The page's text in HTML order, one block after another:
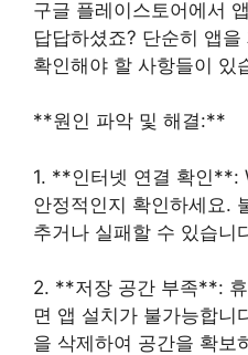
구글 플레이스토어에서
답답하셨죠? 단순히 앱
확인해야 할 사항들이 있
**원인 파악 및 해결:**
1. **인터넷 연결 확인**:
안정적인지 확인하세요.
추거나 실패할 수 있습니
2. **저장 공간 부족**:
면 앱 설치가 불가능합니
을 삭제하여 공간을 확보